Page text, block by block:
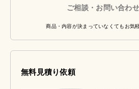
ご相談・お問い合わ
商品・内容が決まっていなくてもお気
無料見積り依頼